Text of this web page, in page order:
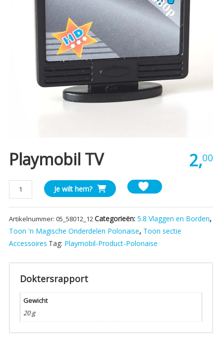
Playmobil TV 2,00
Playmobil
TV
aantal
Je wilt hem?
Artikelnummer: 05_58012_12Categorieën: 5.8 Vlaggen en Borden,
Toon 'n Magische Onderdelen Polonaise, Toon sectie
Accessoires Tag: Playmobil-Product-Polonaise
Doktersrapport
Gewicht
20 g